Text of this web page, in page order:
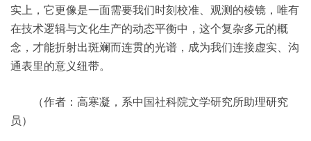
实上，它更像是一面需要我们时刻校准、观测的棱镜，唯有
在技术逻辑与文化生产的动态平衡中，这个复杂多元的概
念，才能折射出斑斓而连贯的光谱，成为我们连接虚实、沟
通表里的意义纽带。
（作者：高寒凝，系中国社科院文学研究所助理研究
员）